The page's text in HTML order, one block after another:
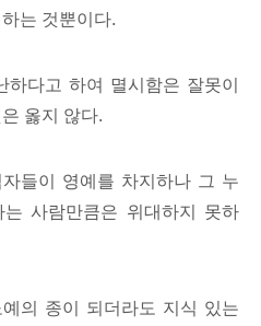
는 것뿐이다.
다고 하여 멸시함은 잘못이
옳지 않다.
들이 영예를 차지하나 그 누
사람만큼은 위대하지 못하
의 종이 되더라도 지식 있는